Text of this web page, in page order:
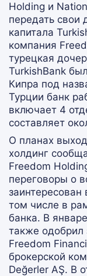
Holding и
передать свои
капитала
компания
турецкая
TurkishBank
Кипра под
Турции банк
включает 4
составляет
О планах
холдинг
Freedom
переговоры о
заинтересован
том числе в
банка. В
также одобрил
Freedom
брокерской
Değerler AŞ. В